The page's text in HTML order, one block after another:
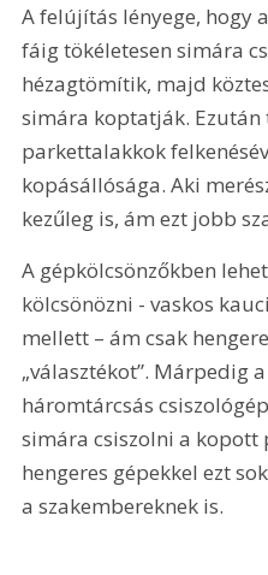
A felújítás lényege, hogy
fáig tökéletesen simára
hézagtömítik, majd
simára koptatják.
parkettalakkok
kopásállósága. Aki
kezűleg is, ám ezt jobb
A gépkölcsönzőkben
kölcsönözni - vaskos
mellett – ám csak
„választékot”. Márpedig
háromtárcsás
simára csiszolni a kopott
hengeres gépekkel ezt
a szakembereknek is.